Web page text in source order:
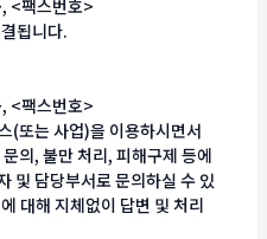
<팩스번호>
됩니다.
<팩스번호>
(또는 사업)을 이용하시면서
의, 불만 처리, 피해구제 등에
및 담당부서로 문의하실 수 있
대해 지체없이 답변 및 처리